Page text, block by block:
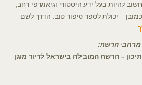
להיות בעל ידע היסטורי וגיאוגרפי רחב,
– יכולת לספר סיפור טוב. הדרך לשם
מרחבי הרשת:
– הרשת המובילה בישראל לדיור מוגן